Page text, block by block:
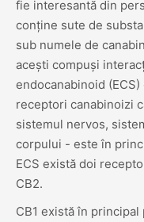
fie interesantă din
conține sute de
sub numele de
acești compuși
endocanabinoid
receptori canabinoizi
sistemul nervos,
corpului - este în
ECS există doi
CB2.
CB1 există în